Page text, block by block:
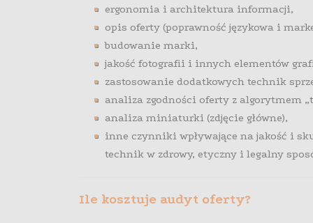
ergonomia i architektura informacji,
opis oferty (poprawność językowa i
budowanie marki,
jakość fotografii i innych elementów
zastosowanie dodatkowych technik
analiza zgodności oferty z algorytmem
analiza miniaturki (zdjęcie główne),
inne czynniki wpływające na jakość i
technik w zdrowy, etyczny i legalny
Ile kosztuje audyt oferty?